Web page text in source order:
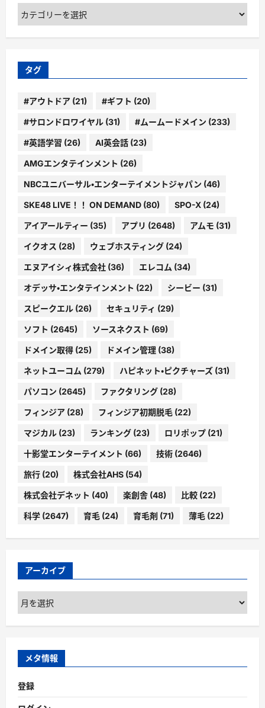
カ
テ
ゴ
ー
タグ
#アウトドア (21) #ギフト (20)
#サロンドロワイヤル (31) #ムームードメイン (233)
#英語学習 (26) AI英会話 (23)
AMGエンタテインメント (26)
NBCユニバーサル・エンターテイメントジャパン (46)
SKE48 LIVE！！ ON DEMAND (80) SPO-X (24)
アイアールティー (35) アプリ (2648) アムモ (31)
イクオス (28) ウェブホスティング (24)
エヌアイシィ株式会社 (36) エレコム (34)
オデッサ・エンタテインメント (22) シービー (31)
スピークエル (26) セキュリティ (29)
ソフト (2645) ソースネクスト (69)
ドメイン取得 (25) ドメイン管理 (38)
ネットユーコム (279) ハピネット・ピクチャーズ (31)
パソコン (2645) ファクタリング (28)
フィンジア (28) フィンジア初期脱毛 (22)
マジカル (23) ランキング (23) ロリポップ (21)
十影堂エンターテイメント (66) 技術 (2646)
旅行 (20) 株式会社AHS (54)
株式会社デネット (40) 楽創舎 (48) 比較 (22)
科学 (2647) 育毛 (24) 育毛剤 (71) 薄毛 (22)
アーカイブ
ア
ー
カ
ブ
メタ情報
登録